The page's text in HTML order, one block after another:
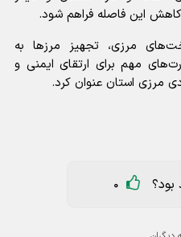
این فاصله فراهم شود.
مرزی، تجهیز مرزها به
مهم برای ارتقای ایمنی و
مرزی استان عنوان کرد.
بود؟ 0